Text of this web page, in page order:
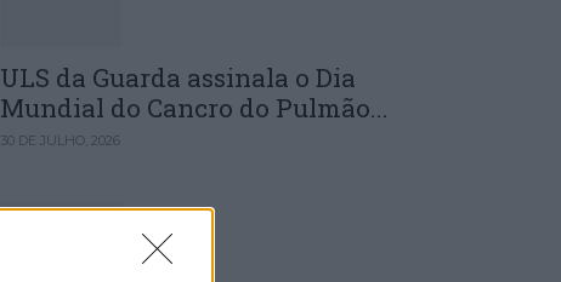
ULS da Guarda assinala o Dia
Mundial do Cancro do Pulmão...
30 DE JULHO, 2026